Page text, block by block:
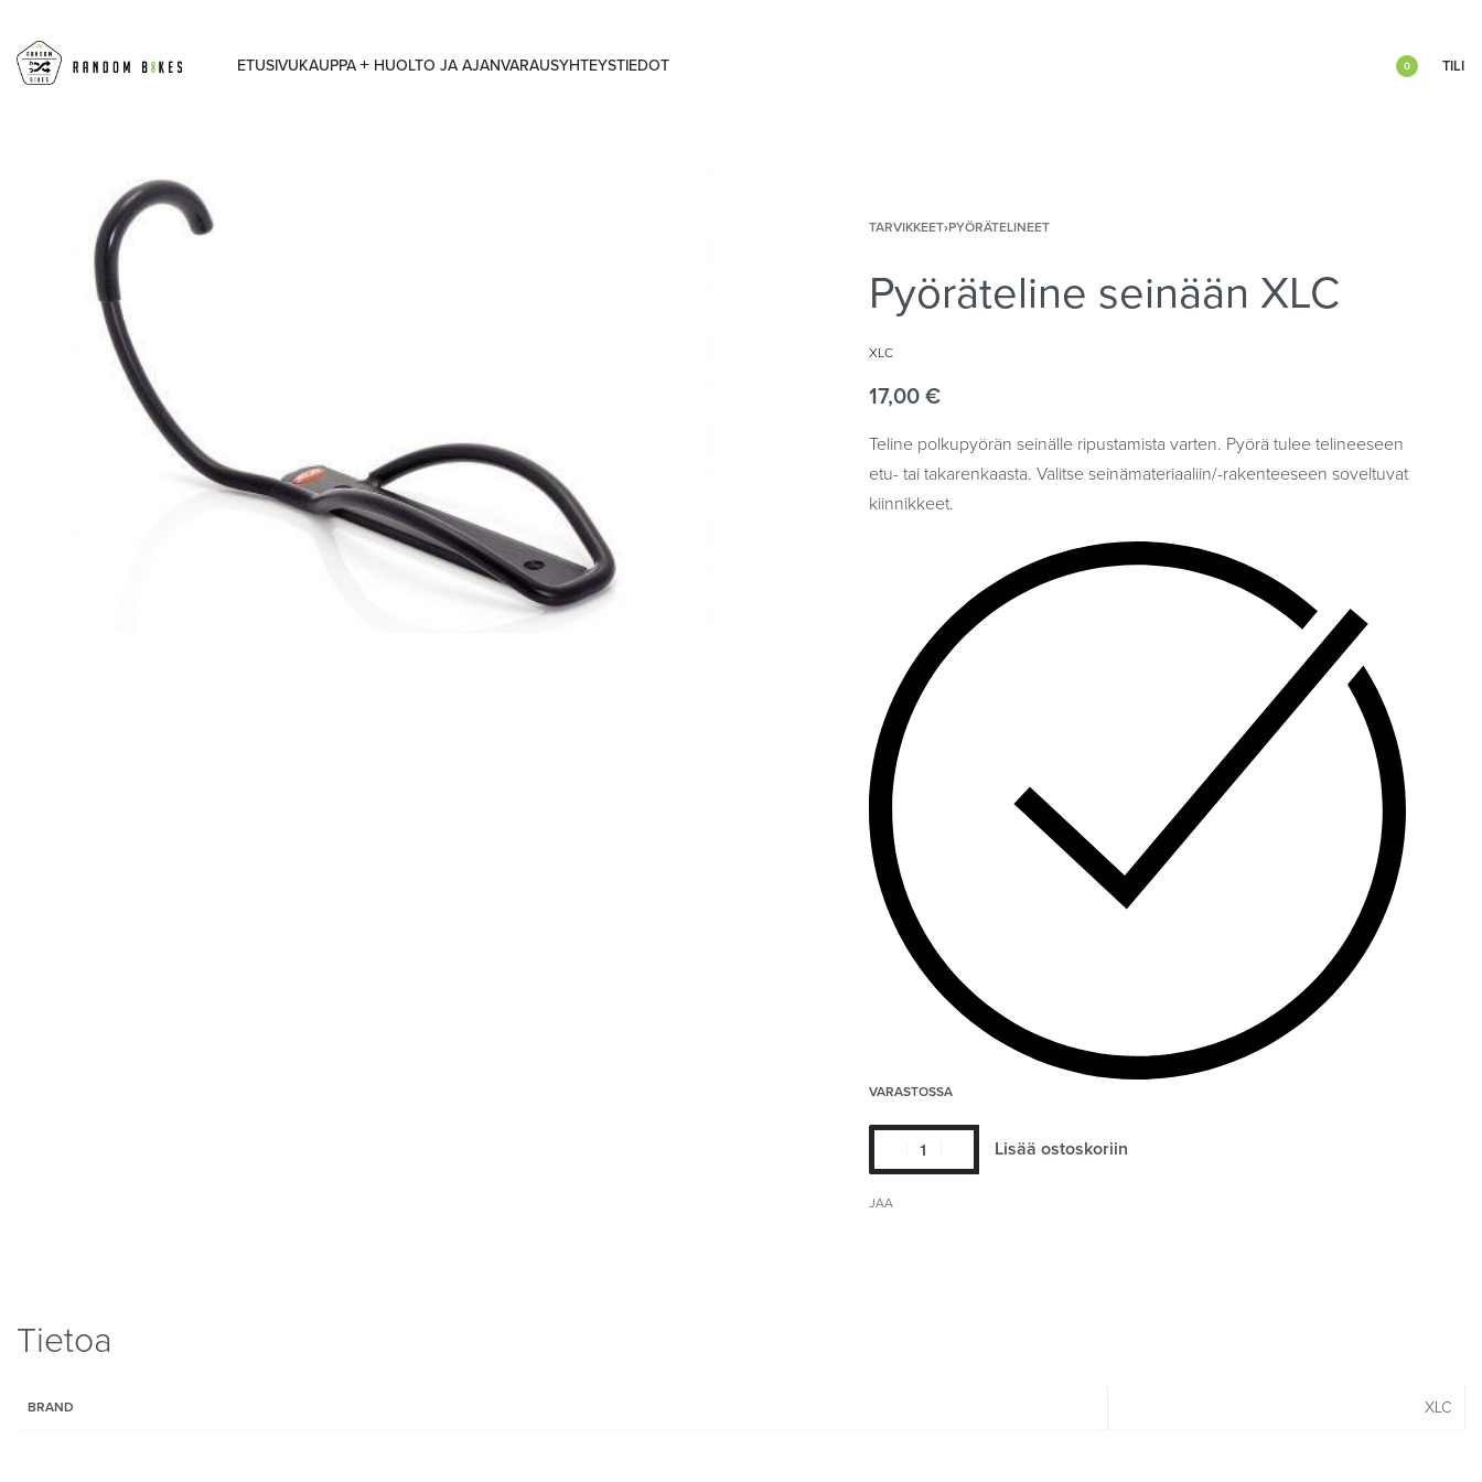
ETUSIVUKAUPPA HUOLTO JA AJANVARAUSYHTEYSTIEDOT 0 TILI
TARVIKKEET›PYÖRÄTELINEET
Pyöräteline seinään XLC
XLC
17,00 €
Teline polkupyörän seinälle ripustamista varten. Pyörä tulee telineeseen
etu- tai takarenkaasta. Valitse seinämateriaaliin/-rakenteeseen soveltuvat
kiinnikkeet.
VARASTOSSA
Lisää ostoskoriin
JAA
Tietoa
BRAND XLC